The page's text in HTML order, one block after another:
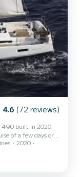
4.6 (72 reviews)
490 built in 2020
of a few days or
up to
of its 4 cabins with
2020